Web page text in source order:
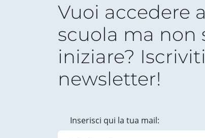
Vuoi accedere
scuola ma non
iniziare?
newsletter!
Inserisci qui la tua mail: